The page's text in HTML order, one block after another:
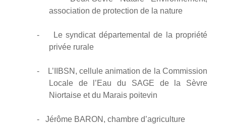
association de protection de la nature
-
Le syndicat départemental de la propriété
privée rurale
-
L’IIBSN, cellule animation de la Commission
Locale de l’Eau du SAGE de la Sèvre
Niortaise et du Marais poitevin
- Jérôme BARON, chambre d’agriculture